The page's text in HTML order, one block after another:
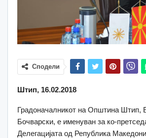
Сподели
Штип, 16.02.2018
Градоначалникот на Општина Штип,
Бочварски, е именуван за ко-
Делегацијата од Република